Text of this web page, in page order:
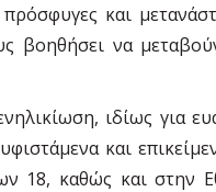
και
βοηθήσει να
ιδίως για
και
18, καθώς και στην